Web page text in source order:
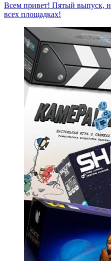
Всем привет! Пятый выпуск,
всех площадках!